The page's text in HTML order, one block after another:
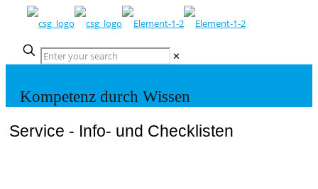
✕
Kompetenz durch Wissen
Service - Info- und Checklisten